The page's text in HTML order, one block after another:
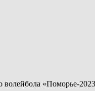
«Поморье-